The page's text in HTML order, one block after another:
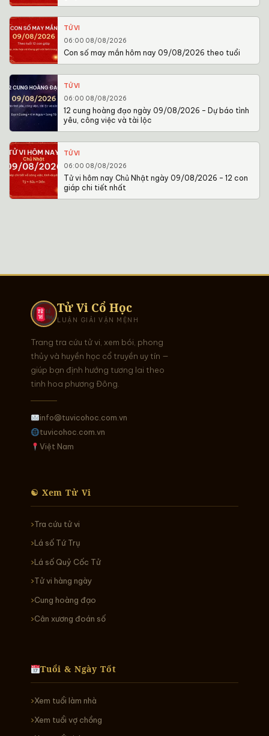
TỬ VI
06:00 08/08/2026
Con số may mắn hôm nay 09/08/2026 theo tuổi
TỬ VI
06:00 08/08/2026
12 cung hoàng đạo ngày 09/08/2026 – Dự báo tình
yêu, công việc và tài lộc
TỬ VI
06:00 08/08/2026
Tử vi hôm nay Chủ Nhật ngày 09/08/2026 – 12 con
giáp chi tiết nhất
Tử Vi Cổ Học
LUẬN GIẢI VẬN MỆNH
Trang tra cứu tử vi, xem bói, phong
thủy và huyền học cổ truyền uy tín —
giúp bạn định hướng tương lai theo
tinh hoa phương Đông.
info@tuvicohoc.com.vn
tuvicohoc.com.vn
Việt Nam
☯ Xem Tử Vi
Tra cứu tử vi
Lá số Tứ Trụ
Lá số Quỷ Cốc Tử
Tử vi hàng ngày
Cung hoàng đạo
Cân xương đoán số
Tuổi & Ngày Tốt
Xem tuổi làm nhà
Xem tuổi vợ chồng